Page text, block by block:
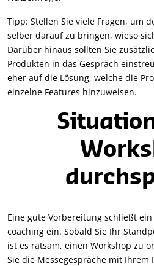
Tipp: Stellen Sie viele Fragen, um
selber darauf zu bringen, wieso
Darüber hinaus sollten Sie
Produkten in das Gespräch
eher auf die Lösung, welche die
einzelne Features hinzuweisen.
Eine gute Vorbereitung schließt
coaching ein. Sobald Sie Ihr
ist es ratsam, einen Workshop zu
Sie die Messegespräche mit Ihrem